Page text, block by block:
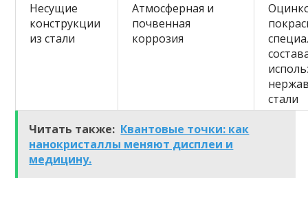
Несущие
конструкции
из стали
Атмосферная и
почвенная
коррозия
стали
Читать также: Квантовые точки: как
нанокристаллы меняют дисплеи и
медицину.